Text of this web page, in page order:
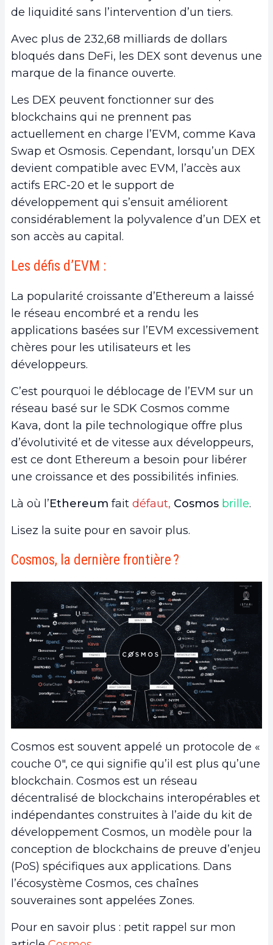
de liquidité sans l’intervention d’un tiers.
Avec plus de 232,68 milliards de dollars
bloqués dans DeFi, les DEX sont devenus une
marque de la finance ouverte.
Les DEX peuvent fonctionner sur des
blockchains qui ne prennent pas
actuellement en charge l’EVM, comme Kava
Swap et Osmosis. Cependant, lorsqu’un DEX
devient compatible avec EVM, l’accès aux
actifs ERC-20 et le support de
développement qui s’ensuit améliorent
considérablement la polyvalence d’un DEX et
son accès au capital.
Les défis d’EVM :
La popularité croissante d’Ethereum a laissé
le réseau encombré et a rendu les
applications basées sur l’EVM excessivement
chères pour les utilisateurs et les
développeurs.
C’est pourquoi le déblocage de l’EVM sur un
réseau basé sur le SDK Cosmos comme
Kava, dont la pile technologique offre plus
d’évolutivité et de vitesse aux développeurs,
est ce dont Ethereum a besoin pour libérer
une croissance et des possibilités infinies.
Là où l’Ethereum fait défaut, Cosmos brille.
Lisez la suite pour en savoir plus.
Cosmos, la dernière frontière ?
Cosmos est souvent appelé un protocole de «
couche 0″, ce qui signifie qu’il est plus qu’une
blockchain. Cosmos est un réseau
décentralisé de blockchains interopérables et
indépendantes construites à l’aide du kit de
développement Cosmos, un modèle pour la
conception de blockchains de preuve d’enjeu
(PoS) spécifiques aux applications. Dans
l’écosystème Cosmos, ces chaînes
souveraines sont appelées Zones.
Pour en savoir plus : petit rappel sur mon